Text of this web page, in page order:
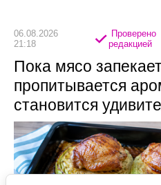
06.08.2026
21:18
Проверено
редакцией
Пока мясо
пропитывается
становится